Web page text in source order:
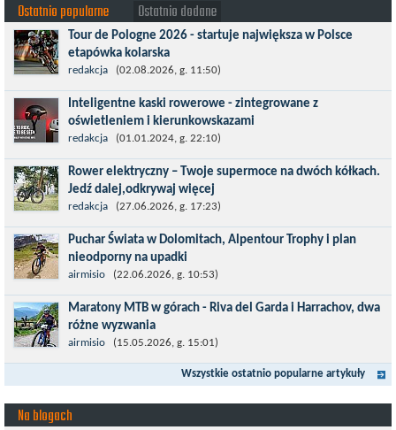
Ostatnio popularne Ostatnio dodane
Tour de Pologne 2026 - startuje największa w Polsce
etapówka kolarska
Tour de Pologne 2026 to jedno z najbardziej prestiżowych
wydarzeń sportowych w Polsce. wyścig zaliczany po raz 22. do
prestiżowego cyklu UCI World...
redakcja (02.08.2026, g. 11:50)
Inteligentne kaski rowerowe - zintegrowane z
oświetleniem i kierunkowskazami
Temat bezpieczeństwa jazdy wchodzi na nowy poziom. Do tej
pory kask było odpowiedzialny przede wszystkim za
bezpieczeństwo rowerzysty, ochronę...
redakcja (01.01.2024, g. 22:10)
Rower elektryczny – Twoje supermoce na dwóch kółkach.
Jedź dalej,odkrywaj więcej
Marzenia o dalekich podróżach bez ogromnego zmęczenia stają
się rzeczywistością dzięki nowoczesnym technologiom ukrytym
w jednośladach....
redakcja (27.06.2026, g. 17:23)
Puchar Świata w Dolomitach, Alpentour Trophy i plan
nieodporny na upadki
Czerwiec w moim planie oznaczał wejście w najbardziej
wymagający etap i cel pierwszej części sezonu: Puchar Świata w
maratonie MTB w Dolomitach...
airmisio (22.06.2026, g. 10:53)
Maratony MTB w górach - Riva del Garda i Harrachov, dwa
różne wyzwania
Maj to idealny czas, by z płaskich i szybkich wyścigów przejść do
znacznie bardziej ambitnych wyzwań, jakimi są górskie wyścigi
airmisio (15.05.2026, g. 15:01)
Wszystkie ostatnio popularne artykuły
Na blogach